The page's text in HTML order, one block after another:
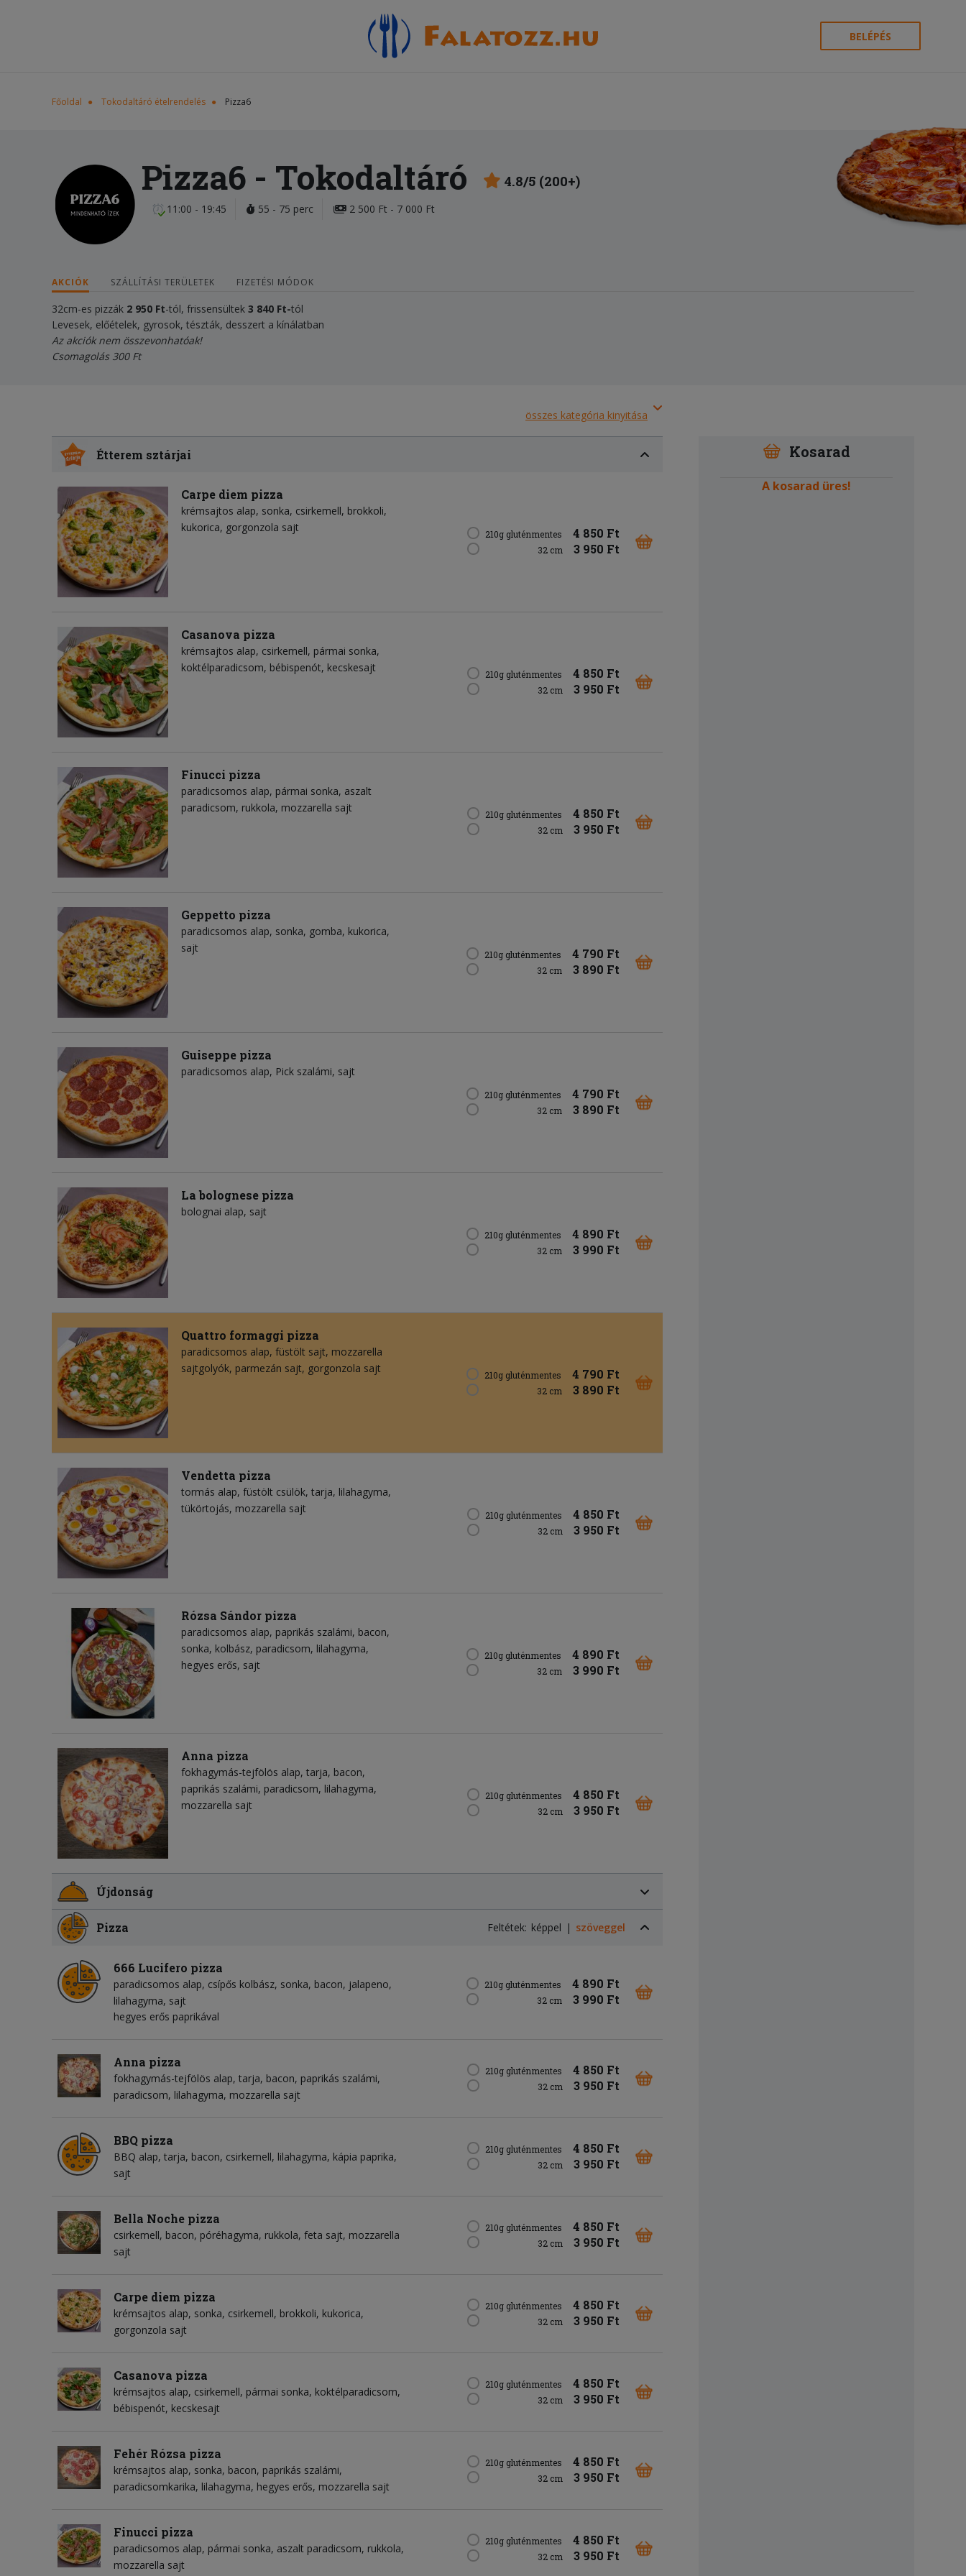
BELÉPÉS
Főoldal Tokodaltáró ételrendelés Pizza6
Pizza6 - Tokodaltáró 4.8/5 (200+)
11:00 - 19:45 55 - 75 perc 2 500 Ft - 7 000 Ft
AKCIÓK SZÁLLÍTÁSI TERÜLETEK FIZETÉSI MÓDOK
32cm-es pizzák 2 950 Ft-tól, frissensültek 3 840 Ft-tól
Levesek, előételek, gyrosok, tészták, desszert a kínálatban
Az akciók nem összevonhatóak!
Csomagolás 300 Ft
összes kategória kinyitása
Étterem sztárjai
Carpe diem pizza
krémsajtos alap sonka csirkemell brokkoli
kukorica gorgonzola sajt 210g gluténmentes 4 850 Ft
32 cm 3 950 Ft
Casanova pizza
krémsajtos alap csirkemell pármai sonka
koktélparadicsom bébispenót kecskesajt 210g gluténmentes 4 850 Ft
32 cm 3 950 Ft
Finucci pizza
paradicsomos alap pármai sonka aszalt
paradicsom rukkola mozzarella sajt 210g gluténmentes 4 850 Ft
32 cm 3 950 Ft
Geppetto pizza
paradicsomos alap sonka gomba kukorica
sajt
210g gluténmentes 4 790 Ft
32 cm 3 890 Ft
Guiseppe pizza
paradicsomos alap Pick szalámi sajt
210g gluténmentes 4 790 Ft
32 cm 3 890 Ft
La bolognese pizza
bolognai alap sajt
210g gluténmentes 4 890 Ft
32 cm 3 990 Ft
Quattro formaggi pizza
paradicsomos alap füstölt sajt mozzarella
sajtgolyók parmezán sajt gorgonzola sajt 210g gluténmentes 4 790 Ft
32 cm 3 890 Ft
Vendetta pizza
tormás alap füstölt csülök tarja lilahagyma
tükörtojás mozzarella sajt 210g gluténmentes 4 850 Ft
32 cm 3 950 Ft
Rózsa Sándor pizza
paradicsomos alap paprikás szalámi bacon
sonka kolbász paradicsom lilahagyma
hegyes erős sajt
210g gluténmentes 4 890 Ft
32 cm 3 990 Ft
Anna pizza
fokhagymás-tejfölös alap tarja bacon
paprikás szalámi paradicsom lilahagyma
mozzarella sajt
210g gluténmentes 4 850 Ft
32 cm 3 950 Ft
Újdonság
Pizza Feltétek: képpel szöveggel
666 Lucifero pizza
paradicsomos alap csípős kolbász sonka bacon jalapeno
lilahagyma sajt
hegyes erős paprikával
210g gluténmentes 4 890 Ft
32 cm 3 990 Ft
Anna pizza
fokhagymás-tejfölös alap tarja bacon paprikás szalámi
paradicsom lilahagyma mozzarella sajt
210g gluténmentes 4 850 Ft
32 cm 3 950 Ft
BBQ pizza
BBQ alap tarja bacon csirkemell lilahagyma kápia paprika
sajt
210g gluténmentes 4 850 Ft
32 cm 3 950 Ft
Bella Noche pizza
csirkemell bacon póréhagyma rukkola feta sajt mozzarella
sajt
210g gluténmentes 4 850 Ft
32 cm 3 950 Ft
Carpe diem pizza
krémsajtos alap sonka csirkemell brokkoli kukorica
gorgonzola sajt
210g gluténmentes 4 850 Ft
32 cm 3 950 Ft
Casanova pizza
krémsajtos alap csirkemell pármai sonka koktélparadicsom
bébispenót kecskesajt
210g gluténmentes 4 850 Ft
32 cm 3 950 Ft
Fehér Rózsa pizza
krémsajtos alap sonka bacon paprikás szalámi
paradicsomkarika lilahagyma hegyes erős mozzarella sajt
210g gluténmentes 4 850 Ft
32 cm 3 950 Ft
Finucci pizza
paradicsomos alap pármai sonka aszalt paradicsom rukkola
mozzarella sajt
210g gluténmentes 4 850 Ft
32 cm 3 950 Ft
Kosarad
A kosarad üres!